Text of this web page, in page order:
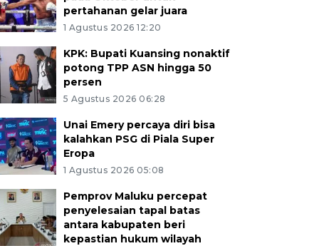
pertahanan gelar juara
1 Agustus 2026 12:20
KPK: Bupati Kuansing nonaktif
potong TPP ASN hingga 50
persen
5 Agustus 2026 06:28
Unai Emery percaya diri bisa
kalahkan PSG di Piala Super
Eropa
1 Agustus 2026 05:08
Pemprov Maluku percepat
penyelesaian tapal batas
antara kabupaten beri
kepastian hukum wilayah